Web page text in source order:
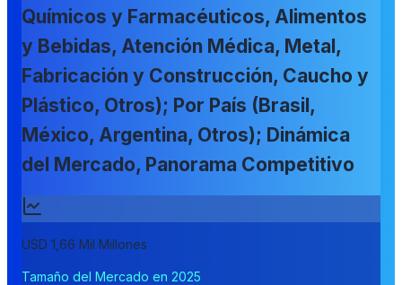
Químicos y Farmacéuticos, Alimentos
y Bebidas, Atención Médica, Metal,
Fabricación y Construcción, Caucho y
Plástico, Otros); Por País (Brasil,
México, Argentina, Otros); Dinámica
del Mercado, Panorama Competitivo
USD 1,66 Mil Millones
Tamaño del Mercado en 2025